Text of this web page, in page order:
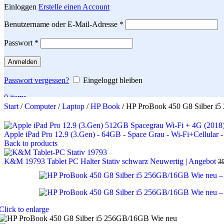
Einloggen Erstelle einen Account
Benutzername oder E-Mail-Adresse *
Passwort *
Anmelden
Passwort vergessen?
Eingeloggt bleiben
0items
Search
Start / Computer/ Laptop / HP Book / HP ProBook 450 G8 Silber
Apple iPad Pro 12.9 (3.Gen) - 64GB - Space Grau - Wi-Fi+Cellular
Back to products
K&M 19793 Tablet PC Halter Stativ schwarz Neuwertig | Angebot
to enlarge